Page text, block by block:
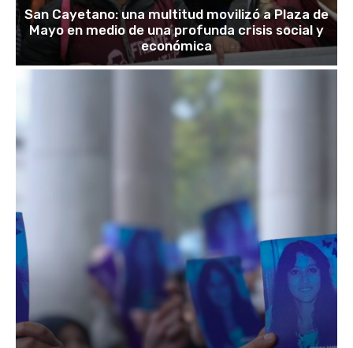
San Cayetano: una multitud movilizó a Plaza de
Mayo en medio de una profunda crisis social y
económica